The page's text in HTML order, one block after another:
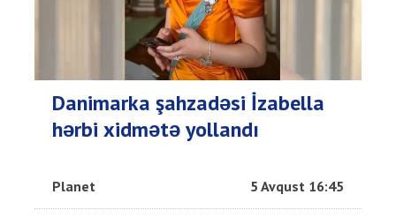
Danimarka şahzadəsi İzabella
hərbi xidmətə yollandı
Planet 5 Avqust 16:45